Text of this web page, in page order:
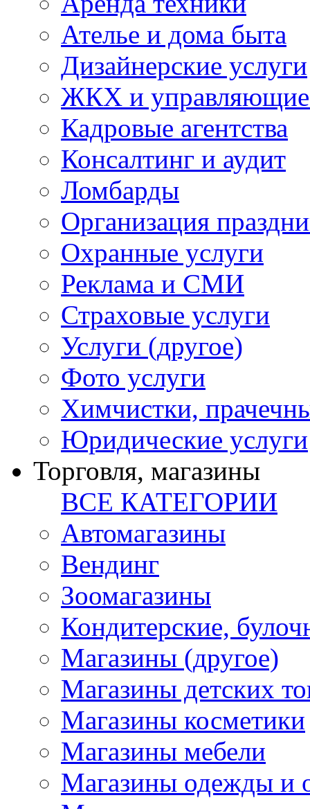
Ателье и дома быта
Дизайнерские услуги
ЖКХ и управляющие
Кадровые агентства
Консалтинг и аудит
Ломбарды
Организация
Охранные услуги
Реклама и СМИ
Страховые услуги
Услуги (другое)
Фото услуги
Химчистки,
Юридические услуги
Торговля, магазины
ВСЕ КАТЕГОРИИ
Автомагазины
Вендинг
Зоомагазины
Кондитерские,
Магазины (другое)
Магазины детских
Магазины косметики
Магазины мебели
Магазины одежды и